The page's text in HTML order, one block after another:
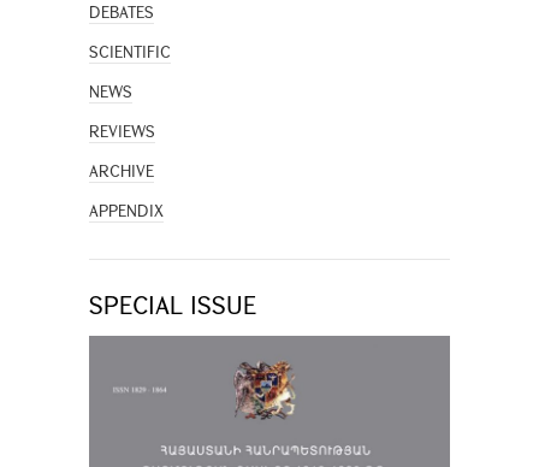
DEBATES
SCIENTIFIC
NEWS
REVIEWS
ARCHIVE
APPENDIX
SPECIAL ISSUE